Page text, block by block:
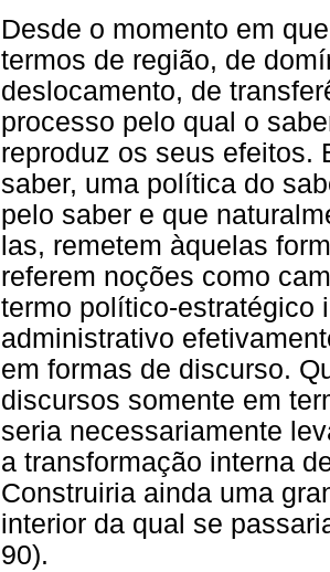
Desde o momento em
termos de região, de
deslocamento, de
processo pelo qual o
reproduz os seus efeitos.
saber, uma política do
pelo saber e que
las, remetem àquelas
referem noções como
termo político-estratégico
administrativo
em formas de discurso.
discursos somente em
seria necessariamente
a transformação interna
Construiria ainda uma
interior da qual se
90).